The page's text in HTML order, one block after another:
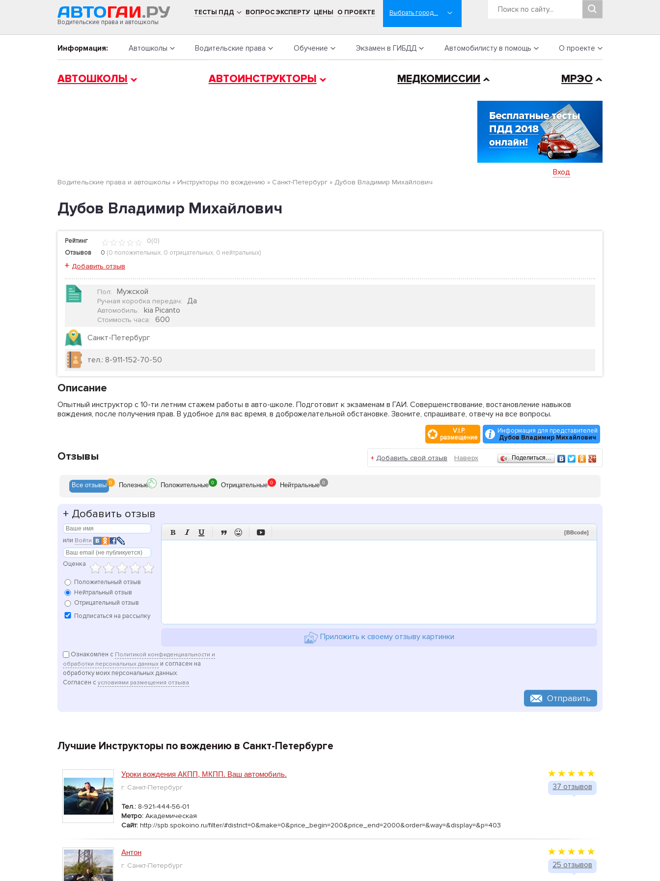
Водительские права и автошколы
ТЕСТЫ ПДД ВОПРОС ЭКСПЕРТУ ЦЕНЫ О ПРОЕКТЕ
Информация: Автошколы Водительские права Обучение Экзамен в ГИБДД Автомобилисту в помощь О проекте
АВТОШКОЛЫ АВТОИНСТРУКТОРЫ МЕДКОМИССИИ МРЭО
Водительские права и автошколы » Инструкторы по вождению » Санкт-Петербург » Дубов Владимир Михайлович
Вход
Дубов Владимир Михайлович
Рейтинг
0(0)
Отзывов
0 (0 положительных, 0 отрицательных, 0 нейтральных)
+ Добавить отзыв
Пол: Мужской
Ручная коробка передач: Да
Автомобиль: kia Picanto
Стоимость часа:
600
Санкт-Петербург
тел.: 8-911-152-70-50
Описание
Опытный инструктор с 10-ти летним стажем работы в авто-школе. Подготовит к экзаменам в ГАИ. Совершенствование, востановление навыков
вождения, после получения прав. В удобное для вас время, в доброжелательной обстановке. Звоните, спрашивате, отвечу на все вопросы.
V.I.P.
размещение
Информация для представителей
Дубов Владимир Михайлович
Отзывы + Добавить свой отзыв Наверх Поделиться…
Все отзывы 0 Полезные Положительные 0 Отрицательные 0 Нейтральные 0
+ Добавить отзыв
или Войти
Оценка
Положительный отзыв
Нейтральный отзыв
Отрицательный отзыв
Подписаться на рассылку
      [BBcode]
Приложить к своему отзыву картинки
Ознакомлен с Политикой конфиденциальности и
обработки персональных данных и согласен на
обработку моих персональных данных.
Согласен с условиями размещения отзыва
Отправить
Лучшие Инструкторы по вождению в Санкт-Петербурге
37 отзывов
Уроки вождения АКПП, МКПП. Ваш автомобиль.
г. Санкт-Петербург
Тел.: 8-921-444-56-01
Метро: Академическая
Сайт: http://spb.spokoino.ru/filter/#district=0&make=0&price_begin=200&price_end=2000&order=&way=&display=&p=403
25 отзывов
Антон
г. Санкт-Петербург